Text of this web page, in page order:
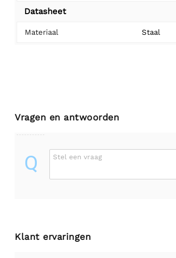
Datasheet
Materiaal Staal
Vragen en antwoorden
Q Stel een vraag
Klant ervaringen